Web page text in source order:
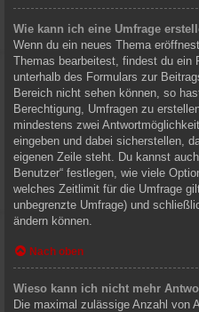
Wie kann ich eine Umfrage
Wenn du ein neues Thema
Themas bearbeitest, findest du ein
unterhalb des Formulars zur
Bereich nicht sehen können, so
Berechtigung, Umfragen zu
mindestens zwei
eingeben und dabei sicherstellen,
eigenen Zeile steht. Du kannst
Benutzer“ festlegen, wie viele
welches Zeitlimit für die Umfrage
unbegrenzte Umfrage) und
ändern können.
Nach oben
Wieso kann ich nicht mehr
Die maximal zulässige Anzahl von